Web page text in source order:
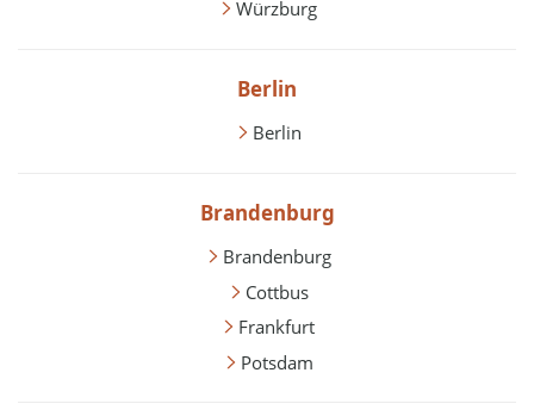
Würzburg
Berlin
Berlin
Brandenburg
Brandenburg
Cottbus
Frankfurt
Potsdam